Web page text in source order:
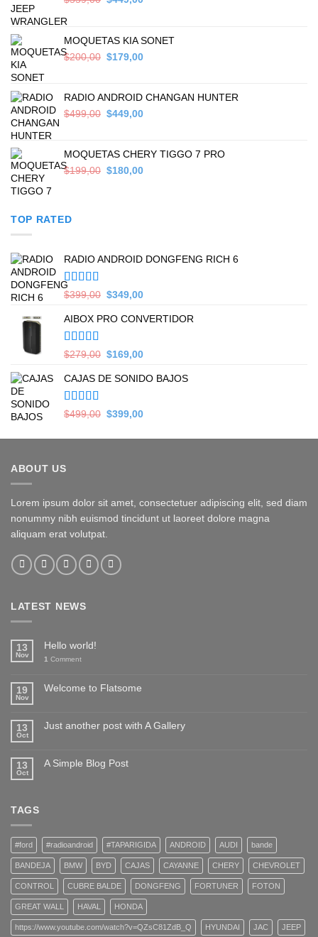
$559,00.$449,00.
MOQUETAS KIA SONET
$200,00 Original
$200,00.
$179,00Current
$179,00.
RADIO ANDROID CHANGAN HUNTER
$499,00 Original
$499,00.
$449,00Current
$449,00.
MOQUETAS CHERY TIGGO 7 PRO
$199,00 Original
$180,00Current
TOP RATED
RADIO ANDROID DONGFENG RICH 6
Valorado en
$399,00 Original
was:
$349,00Current
is:
AIBOX PRO CONVERTIDOR
Valorado en
$279,00 Original
was:
$169,00Current
is:
CAJAS DE SONIDO BAJOS
Valorado en
$499,00 Original
was:
$399,00Current
is:
ABOUT US
Lorem ipsum dolor sit amet, consectetuer adipiscing elit, sed diam
nonummy nibh euismod tincidunt ut laoreet dolore magna
aliquam erat volutpat.
LATEST NEWS
13
Nov
Hello world!
1 Comment
19
Nov
Welcome to Flatsome
13
Oct
Just another post with A Gallery
13
Oct
A Simple Blog Post
TAGS
#ford #radioandroid #TAPARIGIDA ANDROID AUDI bande
BANDEJA BMW BYD CAJAS CAYANNE CHERY CHEVROLET
CONTROL CUBRE BALDE DONGFENG FORTUNER FOTON
GREAT WALL HAVAL HONDA
https://www.youtube.com/watch?v=QZsC81ZdB_Q HYUNDAI JAC JEEP